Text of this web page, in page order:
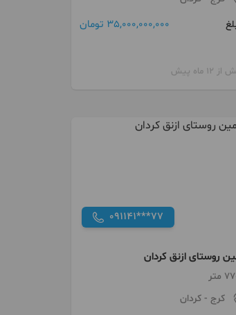
35,000,000,000 تومان
12 ماه پیش
091141***77
روستای ازنق کردان
متر
کرج - کردان